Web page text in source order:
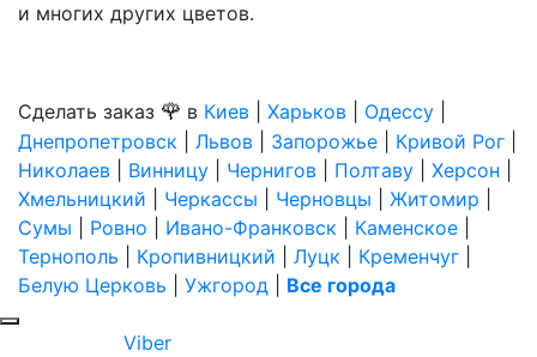
и многих других цветов.
Сделать заказ 🌹 в Киев Харьков Одессу
Днепропетровск
Львов Запорожье Кривой Рог
Николаев
Винницу Чернигов Полтаву Херсон
Хмельницкий
Черкассы Черновцы Житомир
Сумы
Ровно Ивано-Франковск Каменское
Тернополь
Кропивницкий Луцк Кременчуг
Белую Церковь
Ужгород Все города
Viber